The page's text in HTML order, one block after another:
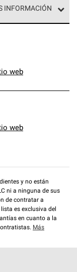
INFORMACIÓN
de techos
estrictos
web
web
y no están
ni a ninguna de sus
de contratar a
es exclusiva del
en cuanto a la
Más